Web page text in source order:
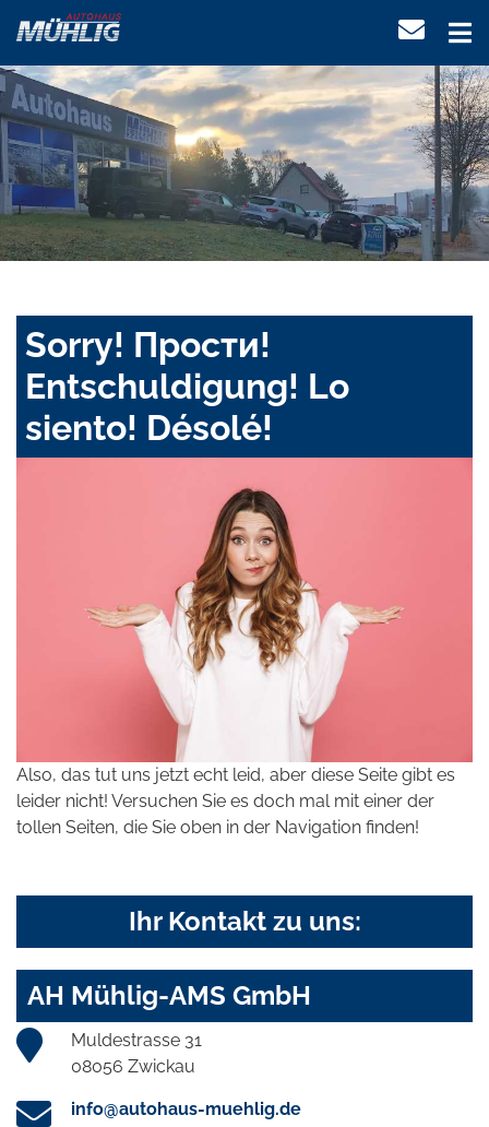
Sorry! Прости!
Entschuldigung! Lo
siento! Désolé!
Also, das tut uns jetzt echt leid, aber diese Seite gibt es
leider nicht! Versuchen Sie es doch mal mit einer der
tollen Seiten, die Sie oben in der Navigation finden!
Ihr Kontakt zu uns:
AH Mühlig-AMS GmbH
Muldestrasse 31
08056 Zwickau
info@autohaus-muehlig.de